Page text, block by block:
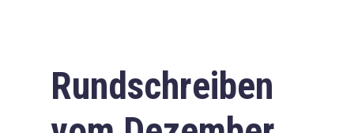
Rundschreiben